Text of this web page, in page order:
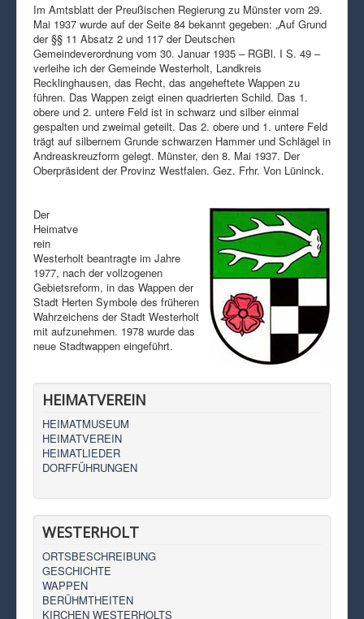
Im Amtsblatt der Preußischen Regierung zu Münster vom 29.
Mai 1937 wurde auf der Seite 84 bekannt gegeben: „Auf Grund
der §§ 11 Absatz 2 und 117 der Deutschen
Gemeindeverordnung vom 30. Januar 1935 – RGBl. I S. 49 –
verleihe ich der Gemeinde Westerholt, Landkreis
Recklinghausen, das Recht, das angeheftete Wappen zu
führen. Das Wappen zeigt einen quadrierten Schild. Das 1.
obere und 2. untere Feld ist in schwarz und silber einmal
gespalten und zweimal geteilt. Das 2. obere und 1. untere Feld
trägt auf silbernem Grunde schwarzen Hammer und Schlägel in
Andreaskreuzform gelegt. Münster, den 8. Mai 1937. Der
Oberpräsident der Provinz Westfalen. Gez. Frhr. Von Lüninck.
Der
Heimatve
rein
Westerholt beantragte im Jahre
1977, nach der vollzogenen
Gebietsreform, in das Wappen der
Stadt Herten Symbole des früheren
Wahrzeichens der Stadt Westerholt
mit aufzunehmen. 1978 wurde das
neue Stadtwappen eingeführt.
HEIMATVEREIN
HEIMATMUSEUM
HEIMATVEREIN
HEIMATLIEDER
DORFFÜHRUNGEN
WESTERHOLT
ORTSBESCHREIBUNG
GESCHICHTE
WAPPEN
BERÜHMTHEITEN
KIRCHEN WESTERHOLTS